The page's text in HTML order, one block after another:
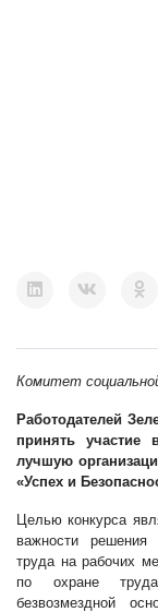
Комитет
Работодателей
принять участие
лучшую
«Успех и
Целью конкурса
важности решения
труда на рабочих
по охране
безвозмездной